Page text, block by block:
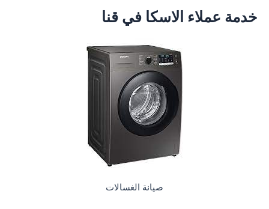
خدمة عملاء الاسكا في قنا
صيانة الغسالات